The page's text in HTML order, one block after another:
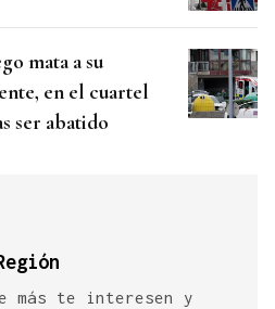
mata a su
en el cuartel
ser abatido
más te interesen y